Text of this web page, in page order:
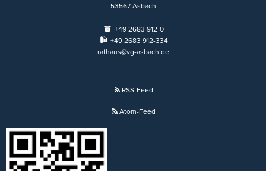
53567 Asbach
+49 2683 912-0
+49 2683 912-334
rathaus@vg-asbach.de
RSS-Feed
Atom-Feed